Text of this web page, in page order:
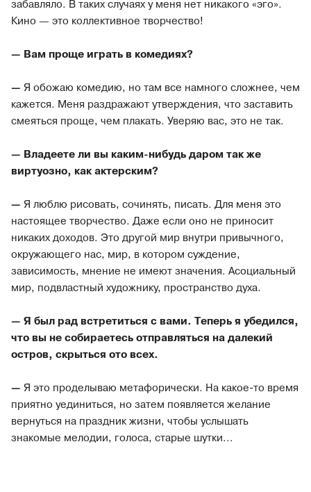
забавляло. В таких случаях у меня нет никакого «эго».
Кино — это коллективное творчество!
— Вам проще играть в комедиях?
— Я обожаю комедию, но там все намного сложнее, чем
кажется. Меня раздражают утверждения, что заставить
смеяться проще, чем плакать. Уверяю вас, это не так.
— Владеете ли вы каким-нибудь даром так же
виртуозно, как актерским?
— Я люблю рисовать, сочинять, писать. Для меня это
настоящее творчество. Даже если оно не приносит
никаких доходов. Это другой мир внутри привычного,
окружающего нас, мир, в котором суждение,
зависимость, мнение не имеют значения. Асоциальный
мир, подвластный художнику, пространство духа.
— Я был рад встретиться с вами. Теперь я убедился,
что вы не собираетесь отправляться на далекий
остров, скрыться ото всех.
— Я это проделываю метафорически. На какое-то время
приятно уединиться, но затем появляется желание
вернуться на праздник жизни, чтобы услышать
знакомые мелодии, голоса, старые шутки...